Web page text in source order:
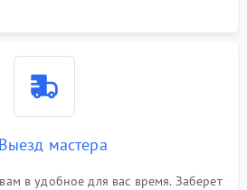
мастера
в удобное для вас время. Заберет